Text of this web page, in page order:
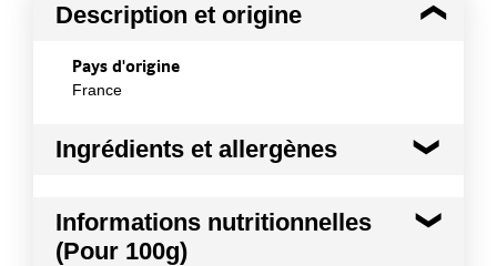
Description et origine
Pays d'origine
France
Ingrédients et allergènes
KIWI ROUGE
Conformément aux informations transmises
Informations nutritionnelles
(Pour 100g)